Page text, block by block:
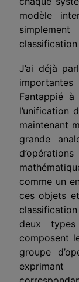
modèle
J’ai déjà
Fantappié
l’unification
maintenant
grande
comme un
ces objets
deux
composent
groupe